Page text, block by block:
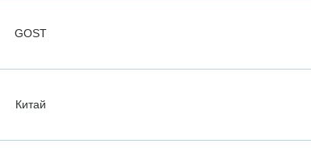
GOST
Китай